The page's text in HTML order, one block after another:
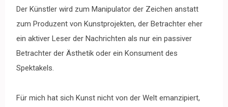
Der Künstler wird zum Manipulator der Zeichen anstatt
zum Produzent von Kunstprojekten, der Betrachter eher
ein aktiver Leser der Nachrichten als nur ein passiver
Betrachter der Ästhetik oder ein Konsument des
Spektakels.
Für mich hat sich Kunst nicht von der Welt emanzipiert,